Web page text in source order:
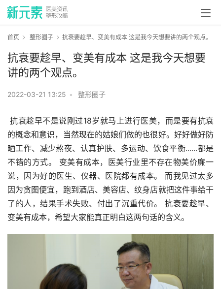
首页 整形圈子 抗衰要趁早、变美有成本 这是我今天想要讲的两个观点。
抗衰要趁早、变美有成本 这是我今天想要
讲的两个观点。
2022-03-21 13:25 • 整形圈子
抗衰趁早不是说刚过18岁就马上进行医美，而是要有抗衰
的概念和意识，当然现在的姑娘们做的也很好。好好做好防
晒工作、减少熬夜、认真护肤、多运动、饮食平衡......都是
不错的方式。 变美有成本，医美行业里不存在物美价廉一
说，因为好的医生、仪器、医院都有成本。 而我见过太多
因为贪图便宜，跑到酒店、美容店、纹身店就把这件事给干
了的人，结果手术失败、付出了沉重代价。 抗衰要趁早、
变美有成本，希望大家能真正明白这两句话的含义。